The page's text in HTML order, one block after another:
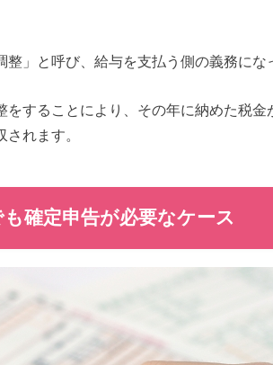
整」と呼び、給与を支払う側の義務にな
をすることにより、その年に納めた税
されます。
確定申告が必要なケース